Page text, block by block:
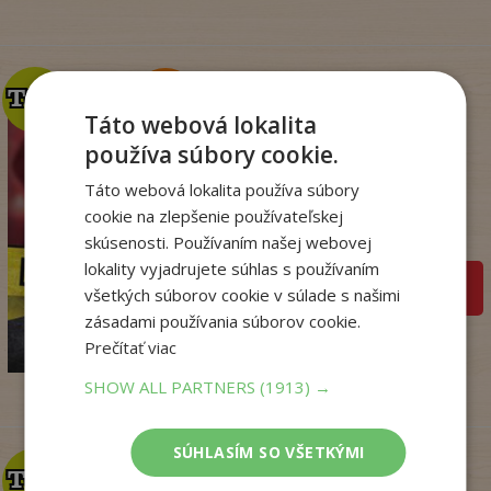
17
14,18€
TOP
TOP
Krv sa stane zábavou
(Dominik Dán 42)
Dominik Dán
Na sklade
pridať do košíka
TOP
TOP
Táto webová lokalita
používa súbory cookie.
Táto webová lokalita používa súbory
cookie na zlepšenie používateľskej
skúsenosti. Používaním našej webovej
lokality vyjadrujete súhlas s používaním
všetkých súborov cookie v súlade s našimi
zásadami používania súborov cookie.
Prečítať viac
SHOW ALL PARTNERS(1913) →
SÚHLASÍM SO VŠETKÝMI